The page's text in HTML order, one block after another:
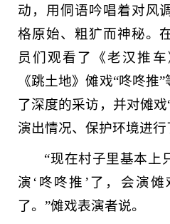
动，用侗语吟唱着对风
格原始、粗犷而神秘。
员们观看了《老汉推车
《跳土地》傩戏“咚咚推
了深度的采访，并对傩
演出情况、保护环境进行
“现在村子里基本上
演‘咚咚推’了，会演
了。”傩戏表演者说。